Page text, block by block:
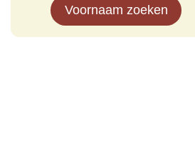
Voornaam zoeken